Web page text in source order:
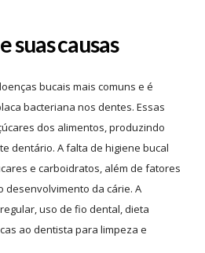
suas causas
bucais mais comuns e é
bacteriana nos dentes. Essas
dos alimentos, produzindo
dentário. A falta de higiene bucal
e carboidratos, além de fatores
desenvolvimento da cárie. A
uso de fio dental, dieta
ao dentista para limpeza e